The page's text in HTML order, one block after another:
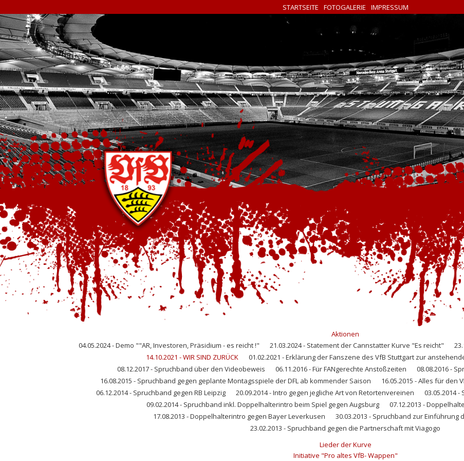
STARTSEITE FOTOGALERIE IMPRESSUM
Aktionen
04.05.2024 - Demo ""AR, Investoren, Präsidium - es reicht !"
21.03.2024 - Statement der Cannstatter Kurve "Es reicht"
14.10.2021 - WIR SIND ZURÜCK
01.02.2021 - Erklärung der Fanszene des VfB Stuttgart zur
08.12.2017 - Spruchband über den Videobeweis
06.11.2016 - Für FANgerechte Anstoßzeiten
08.08.2016 -
16.08.2015 - Spruchband gegen geplante Montagsspiele der DFL ab kommender Saison
16.05.2015 - Alles für den
06.12.2014 - Spruchband gegen RB Leipzig
20.09.2014 - Intro gegen jegliche Art von Retortenvereinen
03.05.2014
09.02.2014 - Spruchband inkl. Doppelhalterintro beim Spiel gegen Augsburg
07.12.2013 -
17.08.2013 - Doppelhalterintro gegen Bayer Leverkusen
30.03.2013 - Spruchband zur Einführung
23.02.2013 - Spruchband gegen die Partnerschaft mit Viagogo
Lieder der Kurve
Initiative "Pro altes VfB- Wappen"